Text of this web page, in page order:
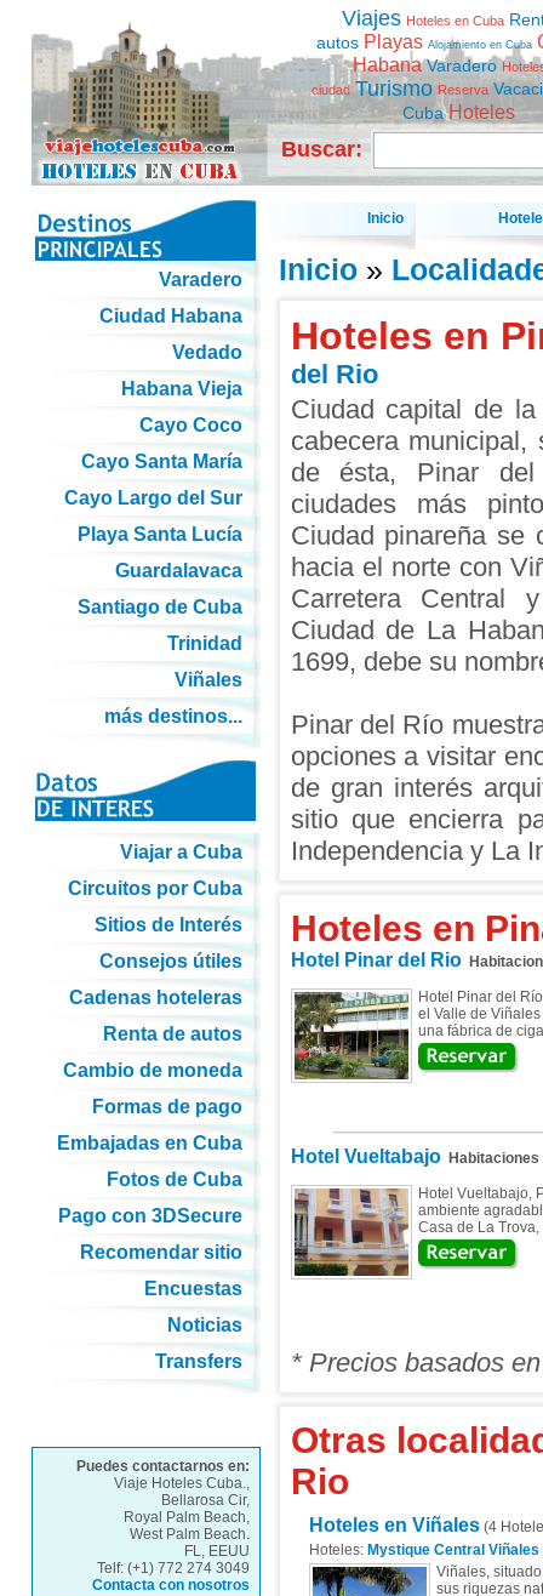
Viajes Hoteles en Cuba
autos Playas Alojamiento en Cuba
Habana Varadero
ciudad Turismo Reserva
Cuba Hoteles
Buscar:
Inicio
Inicio»
Hoteles en
del Rio
Ciudad capital de
cabecera
de ésta, Pinar
ciudades más
Ciudad pinareña se
hacia el norte con
Carretera Central
Ciudad de La
1699, debe su
Pinar del Río
opciones a visitar
de gran interés
sitio que encierra
Independencia y La
Hoteles en
Hotel Pinar del Rio
Hotel Pinar del
el Valle de
una fábrica de
Hotel VueltabajoHabitaciones
Hotel Vueltabajo,
ambiente
Casa de La
* Precios basados
Otras
Rio
Hoteles en Viñales(4
Hoteles: Mystique Central Viñales
Viñales,
sus riquezas
Varadero
Ciudad Habana
Vedado
Habana Vieja
Cayo Coco
Cayo Santa María
Cayo Largo del Sur
Playa Santa Lucía
Guardalavaca
Santiago de Cuba
Trinidad
Viñales
más destinos...
Viajar a Cuba
Circuitos por Cuba
Sitios de Interés
Consejos útiles
Cadenas hoteleras
Renta de autos
Cambio de moneda
Formas de pago
Embajadas en Cuba
Fotos de Cuba
Pago con 3DSecure
Recomendar sitio
Encuestas
Noticias
Transfers
Puedes contactarnos en:
Viaje Hoteles Cuba.,
Bellarosa Cir,
Royal Palm Beach,
West Palm Beach.
FL, EEUU
Telf: (+1) 772 274 3049
Contacta con nosotros